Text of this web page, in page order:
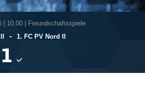
| 10:00 | Freundschaftsspiele
- 1. FC PV Nord II
